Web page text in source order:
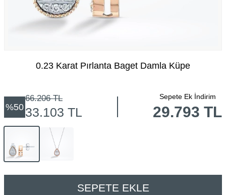
0.23 Karat Pırlanta Baget Damla Küpe
%50
66.206TL
33.103 TL
Sepete Ek İndirim
29.793 TL
SEPETE EKLE